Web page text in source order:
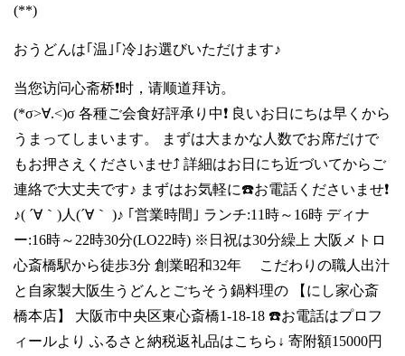
(**)
おうどんは｢温｣｢冷｣お選びいただけます♪
当您访问心斋桥❗时，请顺道拜访。
(*σ>∀.<)σ 各種ご会食好評承り中❗ 良いお日にちは早くから
うまってしまいます。 まずは大まかな人数でお席だけで
もお押さえくださいませ⤴️ 詳細はお日にち近づいてからご
連絡で大丈夫です♪ まずはお気軽に☎️お電話くださいませ❗
♪( ´∀｀)人(´∀｀ )♪ ｢営業時間｣ ランチ:11時～16時 ディナ
ー:16時～22時30分(LO22時) ※日祝は30分繰上 大阪メトロ
心斎橋駅から徒歩3分 創業昭和32年 こだわりの職人出汁
と自家製大阪生うどんとごちそう鍋料理の 【にし家心斎
橋本店】 大阪市中央区東心斎橋1-18-18 ☎️お電話はプロフ
ィールより ふるさと納税返礼品はこちら↓ 寄附額15000円